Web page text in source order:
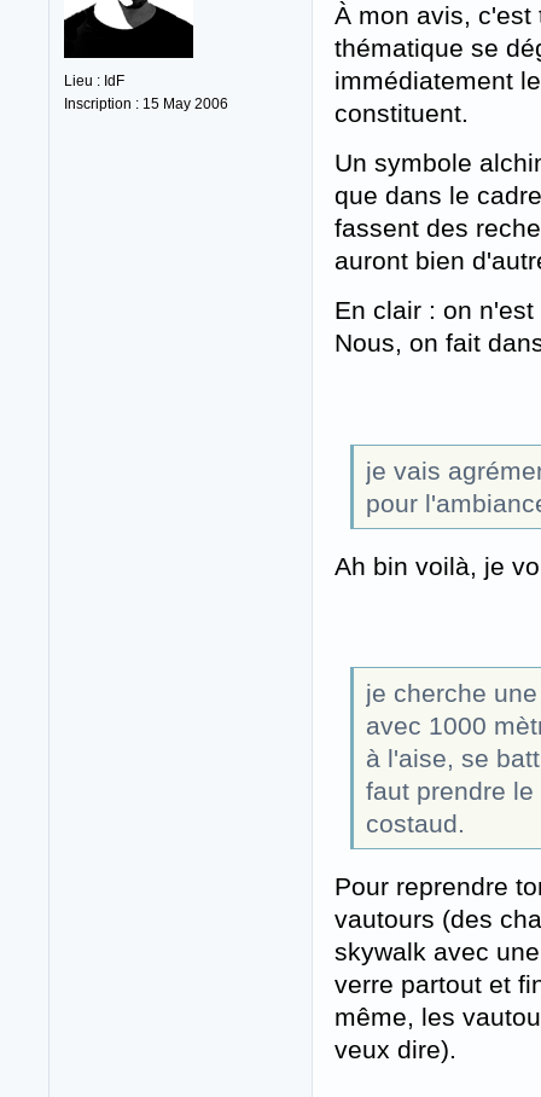
Lieu : IdF
Inscription : 15 May 2006
À mon avis, c'est
thématique se
immédiatement
constituent.
Un symbole
que dans le
fassent des
auront bien
En clair : on
Nous, on fait
je vais
pour
Ah bin voilà, je
je cherche
avec 1000
à l'aise, se
faut prendre
costaud.
Pour reprendre
vautours (des
skywalk avec
verre partout et
même, les
veux dire).